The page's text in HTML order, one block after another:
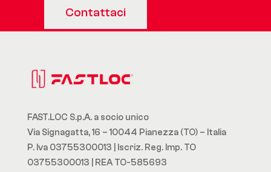
Contattaci
FAST.LOC S.p.A. a socio unico
Via Signagatta, 16 – 10044 Pianezza (TO) – Italia
P. Iva 03755300013 | Iscriz. Reg. Imp. TO
03755300013 | REA TO-585693